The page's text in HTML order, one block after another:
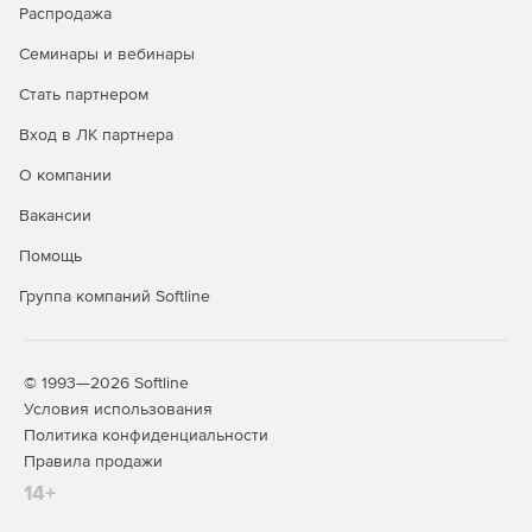
для голосовых и видео функций, включая сбор и
Также была улучшена совместимость со сторонними
системами для проведения видеоконференций.
Сервер Video Interop взаимодействует как посредник
трансляции видеконференций Cisco (VTC).
Присоединяясь к мероприятию, пользователи могут
используется как самостоятельный сервер для
рабочему номеру.
истории разговоров на мобильном телефоне,
использование видеоконференцсвязи и поддержка
Распродажа
Семинары и вебинары
Стать партнером
Вход в ЛК партнера
О компании
Вакансии
Помощь
Группа компаний Softline
© 1993—2026 Softline
Условия использования
Политика конфиденциальности
Правила продажи
14+